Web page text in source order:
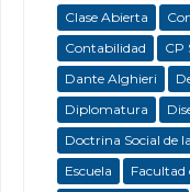
Clase Abierta
Contabilidad
CP
Dante Alghieri
Diplomatura
Doctrina Social de
Escuela
Facultad